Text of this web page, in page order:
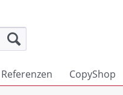
Referenzen CopyShop